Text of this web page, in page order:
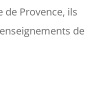
Provence, ils
de